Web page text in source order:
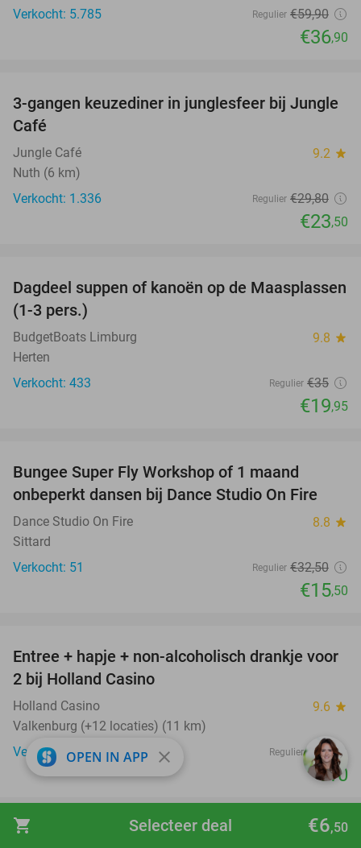
shopping_cart €6,50
Selecteer deal
Verkocht: 5.785
Regulier €59,90
€36,90
21%
3-gangen keuzediner in junglesfeer bij Jungle
Café
Jungle Café 9.2 star
Nuth (6 km)
Verkocht: 1.336
Regulier €29,80
€23,50
43%
Dagdeel suppen of kanoën op de Maasplassen
(1-3 pers.)
BudgetBoats Limburg 9.8 star
Herten
Verkocht: 433
Regulier €35
€19,95
Bungee Super Fly Workshop of 1 maand
onbeperkt dansen bij Dance Studio On Fire
Dance Studio On Fire 8.8 star
Sittard
Verkocht: 51
Regulier €32,50
€15,50
52%
Entree + hapje + non-alcoholisch drankje voor
2 bij Holland Casino
Holland Casino 9.6 star
Valkenburg (+12 locaties) (11 km)
Verkocht: 11.063
Regulier €21
€10
favorite_border
OPEN IN APP close